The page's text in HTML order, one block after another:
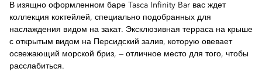
В изящно оформленном баре Tasca Infinity Bar вас ждет
коллекция коктейлей, специально подобранных для
наслаждения видом на закат. Эксклюзивная терраса на крыше
с открытым видом на Персидский залив, которую овевает
освежающий морской бриз, — отличное место для того, чтобы
расслабиться.